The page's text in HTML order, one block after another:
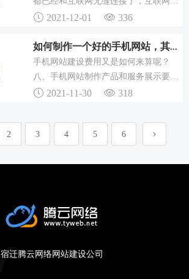
以企业在制作时一定要避免出错。
变了人们的生活方式，比如之前大家买
都是线上商城购买，现在只要打开手机
或者电脑，都可以进行很多店铺，然后
进行商品的选择，选好后支付过几天就
可以收到商品，所以很多商家都开始搭
2021-12-01 336
如何制作一个好的手机网站，其流程是怎样的？
手机网站建设费用又是如何来算呢？
八、手机网站制作产品和服务展示要重
视九、手机网站制作费用是根据网站功
流程_手机网站建设费用问题，回声网
络小编就为大家解析到这，更多相关信
10年建站经验，几千成功案例，为您定
2021-11-30 318
2 3 4 5 6
宿迁腾云网络网站建设公司